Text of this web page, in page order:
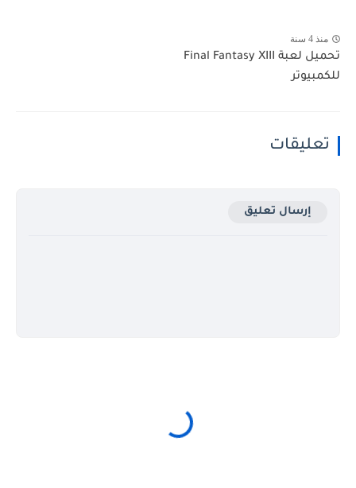
منذ 4 سنة
تحميل لعبة Final Fantasy XIII
للكمبيوتر
تعليقات
إرسال تعليق